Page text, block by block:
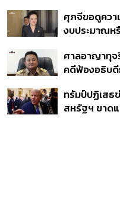
ศุภจีขอดูควา
งบประมาณห
‘ไทยช่วยไทย
ไม่จำเป็นต้อง
ศาลอาญาทุ
คดีฟ้องอธิบดี
จังหวัดภูเก็ต’
ตอน
ทรัมป์ปฏิเสธ
สหรัฐฯ ขาด